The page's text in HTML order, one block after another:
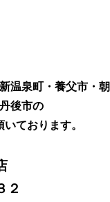
温泉町・養父市・朝
後市の
ております。
２